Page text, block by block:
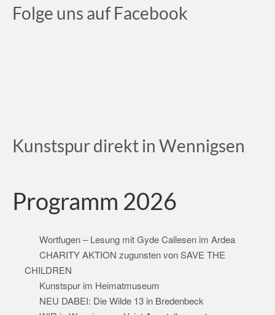
Folge uns auf Facebook
Kunstspur direkt in Wennigsen
Programm 2026
Wortfugen – Lesung mit Gyde Callesen im Ardea
CHARITY AKTION zugunsten von SAVE THE
CHILDREN
Kunstspur im Heimatmuseum
NEU DABEI: Die Wilde 13 in Bredenbeck